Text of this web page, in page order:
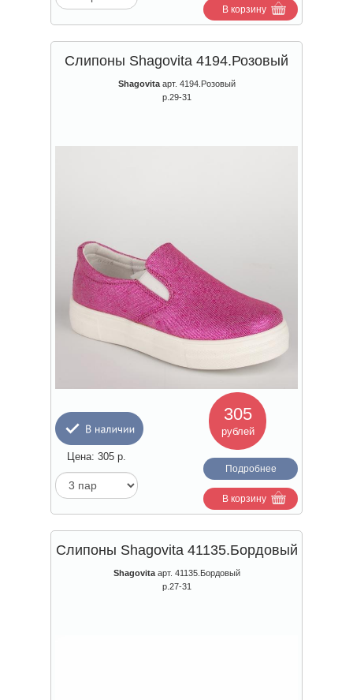
В корзину
Слипоны Shagovita 4194.Розовый
Shagovitaарт. 4194.Розовый
р.29-31
305
рублей
Цена: 305 р.
Подробнее
В корзину
Слипоны Shagovita 41135.Бордовый
Shagovitaарт. 41135.Бордовый
р.27-31